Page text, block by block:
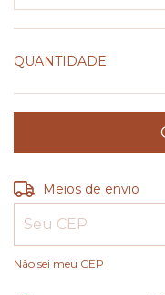
QUANTIDADE
Entregas para o CEP:
Meios de envio
Não sei meu CEP